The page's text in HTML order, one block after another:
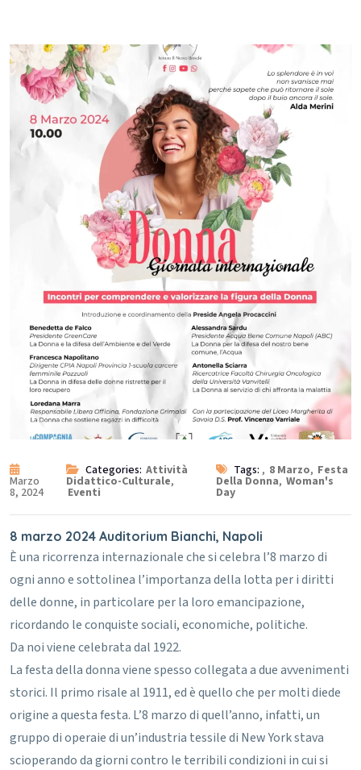
Marzo
8, 2024
Categories: Attività
Didattico-Culturale,
Eventi
Tags: , 8 Marzo, Festa
Della Donna, Woman's
Day
8 marzo 2024 Auditorium Bianchi, Napoli
È una ricorrenza internazionale che si celebra l’8 marzo di
ogni anno e sottolinea l’importanza della lotta per i diritti
delle donne, in particolare per la loro emancipazione,
ricordando le conquiste sociali, economiche, politiche.
Da noi viene celebrata dal 1922.
La festa della donna viene spesso collegata a due avvenimenti
storici. Il primo risale al 1911, ed è quello che per molti diede
origine a questa festa. L’8 marzo di quell’anno, infatti, un
gruppo di operaie di un’industria tessile di New York stava
scioperando da giorni contro le terribili condizioni in cui si